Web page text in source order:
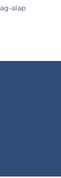
alap